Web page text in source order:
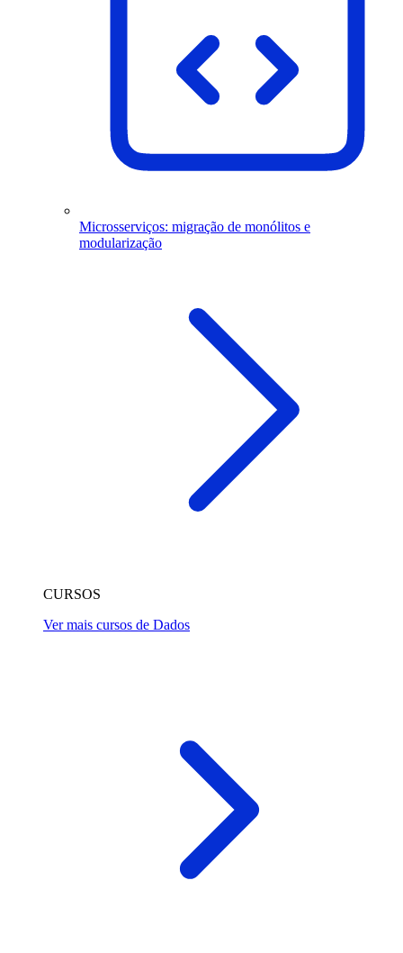
Microsserviços: migração de monólitos e
modularização
CURSOS
Ver mais cursos de Dados